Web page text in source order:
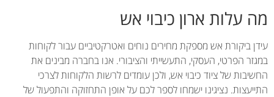
עלות ארון כיבוי אש
ביקורת אש מספקת מחירים נוחים ואטרקטיביים עבור לקוחות
הפרטי, העסקי, התעשייתי והציבורי. אנו בחברה מבינים את
של ציוד כיבוי אש, ולכן עומדים לרשות הלקוחות לצרכי
נציגינו ישמחו לספר לכם על אופן התחזוקה והתפעול של